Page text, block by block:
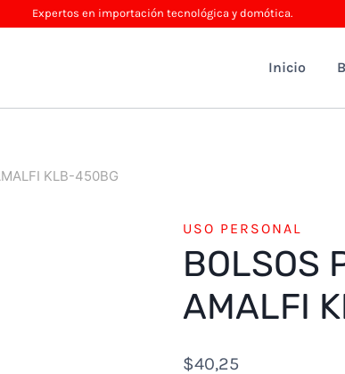
Expertos en importación tecnológica y domótica.
Inicio
KLB-450BG
USO PERSONAL
BOLSOS
AMALFI
$40,25